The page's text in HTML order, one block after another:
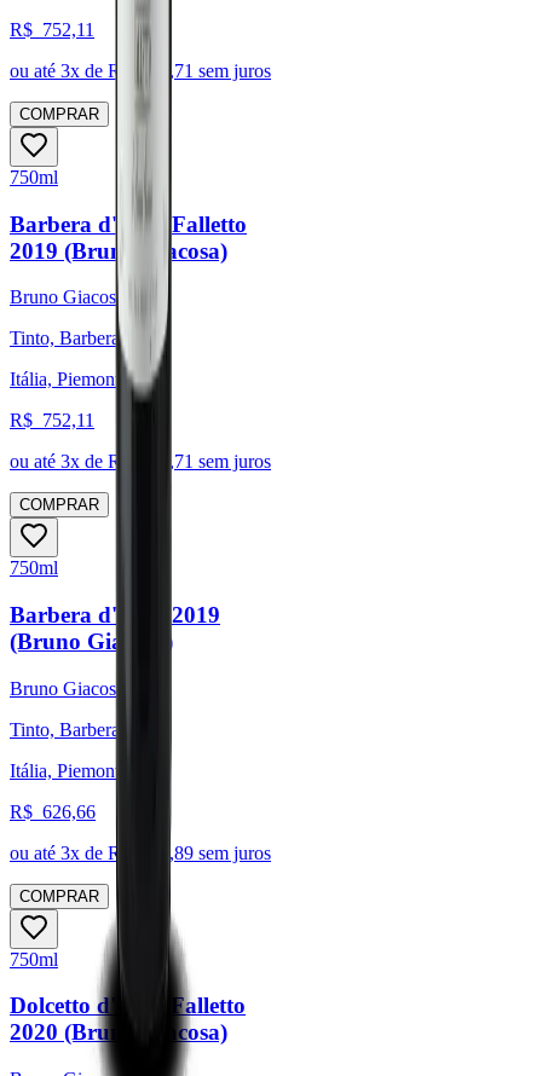
R$ 752,11
ou até 3x de R$ 250,71 sem juros
COMPRAR
750ml
Barbera d'Alba Falletto
2019 (Bruno Giacosa)
Bruno Giacosa
Tinto, Barbera
Itália, Piemonte
R$ 752,11
ou até 3x de R$ 250,71 sem juros
COMPRAR
750ml
Barbera d'Alba 2019
(Bruno Giacosa)
Bruno Giacosa
Tinto, Barbera
Itália, Piemonte
R$ 626,66
ou até 3x de R$ 208,89 sem juros
COMPRAR
750ml
Dolcetto d'Alba Falletto
2020 (Bruno Giacosa)